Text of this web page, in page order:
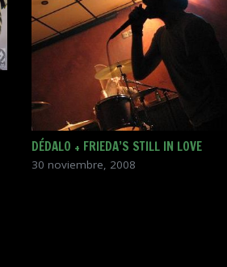
DÉDALO + FRIEDA’S STILL IN LOVE
30 noviembre, 2008